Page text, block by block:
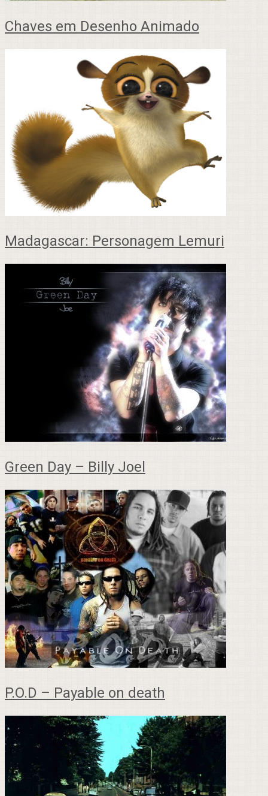
Chaves em Desenho Animado
Madagascar: Personagem Lemuri
Green Day – Billy Joel
P.O.D – Payable on death